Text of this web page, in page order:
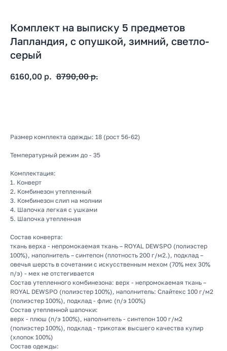
Комплект на выписку 5 предметов
Лапландия, с опушкой, зимний, светло-
серый
6160,00 р. 8790,00 р.
Размер комплекта одежды: 18 (рост 56-62)
Температурный режим до - 35
Комплектация:
1. Конверт
2. Комбинезон утепленный
3. Комбинезон слип на молнии
4. Шапочка легкая с ушками
5. Шапочка утепленная
Состав конверта:
ткань верха - непромокаемая ткань – ROYAL DEWSPO (полиэстер
100%), наполнитель – синтепон (плотность 200 г/м2.), подклад –
овечья шерсть в сочетании с искусственным мехом (70% мех 30%
п/э) - мех не отстегивается
Состав утепленного комбинезона: верх - непромокаемая ткань –
ROYAL DEWSPO (полиэстер 100%), наполнитель: Слайтекс 100 г/м2
(полиэстер 100%), подклад - флис (п/э 100%)
Состав утепленной шапочки:
верх - плюш (п/э 100%), наполнитель - синтепон 100 г/м2
(полиэстер 100%), подклад - трикотаж высшего качества кулир
(хлопок 100%)
Состав одежды: